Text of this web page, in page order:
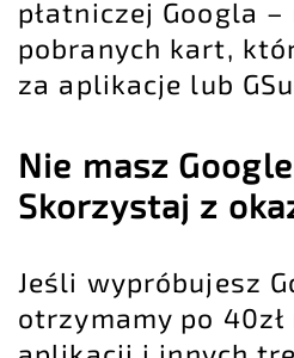
płatniczej Googla
pobranych kart,
za aplikacje lub
Nie masz
Skorzystaj z
Jeśli wypróbujesz
otrzymamy po